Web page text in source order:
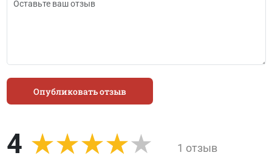
Опубликовать отзыв
4 1 отзыв